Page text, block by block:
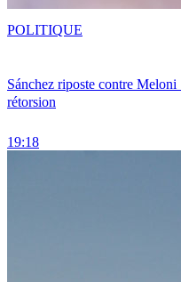
Sánchez riposte contre Meloni
rétorsion
19:18
POLITIQUE